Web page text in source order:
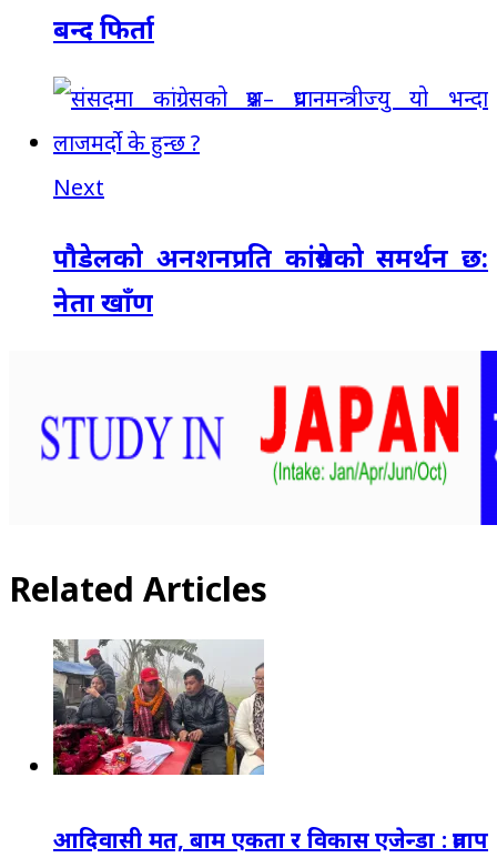
बन्द फिर्ता
Next
पौडेलको अनशनप्रति कांग्रेसको समर्थन छ:
नेता खाँण
Related Articles
आदिवासी मत, बाम एकता र विकास एजेन्डा : प्रताप